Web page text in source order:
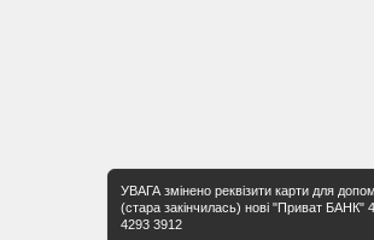
УВАГА змінено реквізити карти для
(стара закінчилась) нові "Приват БАНК"
4293 3912